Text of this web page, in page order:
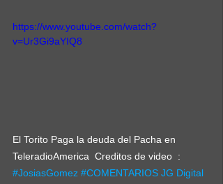
https://www.youtube.com/watch?
v=Ur3Gi9aYIQ8
El Torito Paga la deuda del Pacha en
TeleradioAmerica  Creditos de video  :
#JosiasGomez #COMENTARIOS JG Digital